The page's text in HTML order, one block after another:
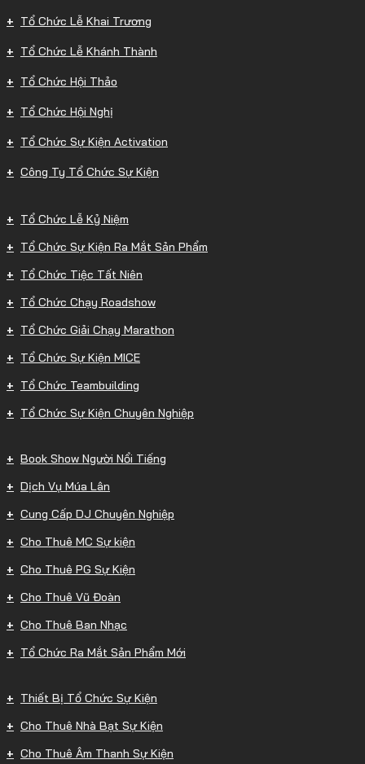
Tổ Chức Lễ Khai Trương
Tổ Chức Lễ Khánh Thành
Tổ Chức Hội Thảo
Tổ Chức Hội Nghị
Tổ Chức Sự Kiện Activation
Công Ty Tổ Chức Sự Kiện
Tổ Chức Lễ Kỷ Niệm
Tổ Chức Sự Kiện Ra Mắt Sản Phẩm
Tổ Chức Tiệc Tất Niên
Tổ Chức Chạy Roadshow
Tổ Chức Giải Chạy Marathon
Tổ Chức Sự Kiện MICE
Tổ Chức Teambuilding
Tổ Chức Sự Kiện Chuyên Nghiệp
Book Show Người Nổi Tiếng
Dịch Vụ Múa Lân
Cung Cấp DJ Chuyên Nghiệp
Cho Thuê MC Sự kiện
Cho Thuê PG Sự Kiện
Cho Thuê Vũ Đoàn
Cho Thuê Ban Nhạc
Tổ Chức Ra Mắt Sản Phẩm Mới
Thiết Bị Tổ Chức Sự Kiện
Cho Thuê Nhà Bạt Sự Kiện
Cho Thuê Âm Thanh Sự Kiện